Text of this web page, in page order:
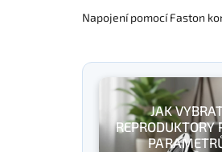
Napojení pomocí Faston
JAK
REPRODUKTORY